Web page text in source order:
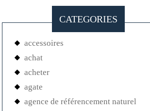
CATEGORIES
accessoires
achat
acheter
agate
agence de référencement naturel